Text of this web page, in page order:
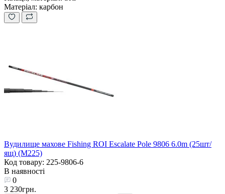
Матеріал: карбон
Вудилище махове Fishing ROI Escalate Pole 9806 6.0m (25шт/
ящ) (M225)
Код товару: 225-9806-6
В наявності
0
3 230грн.